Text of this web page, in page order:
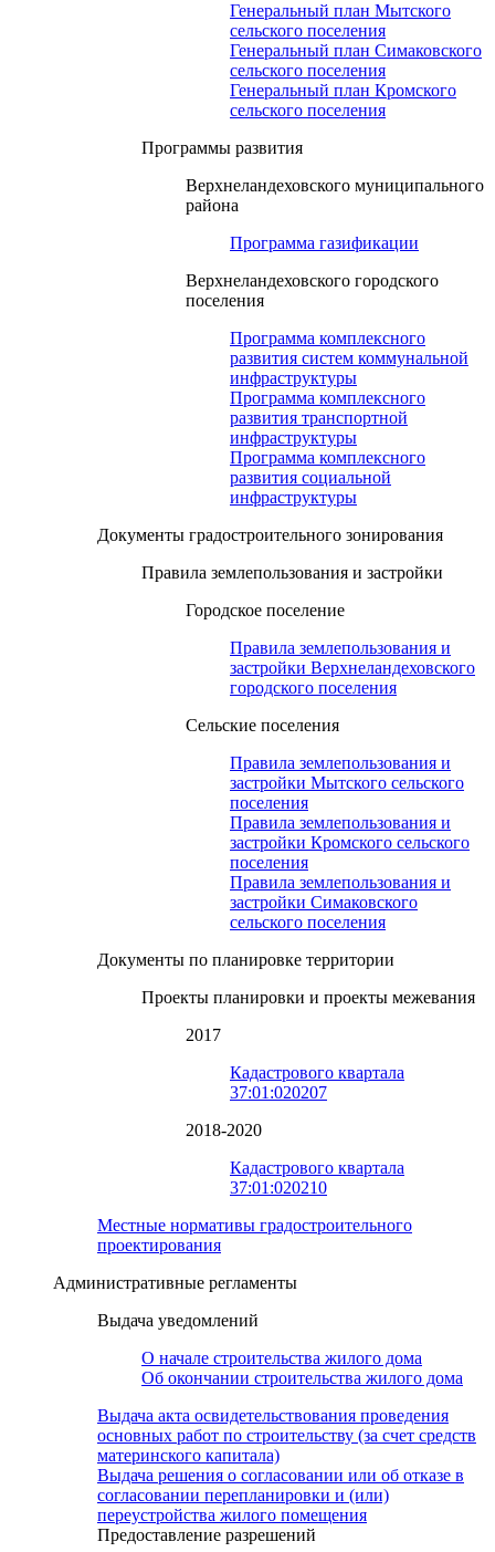
Генеральный план Мытского
сельского поселения
Генеральный план Симаковского
сельского поселения
Генеральный план Кромского
сельского поселения
Программы развития
Верхнеландеховского муниципального
района
Программа газификации
Верхнеландеховского городского
поселения
Программа комплексного
развития систем коммунальной
инфраструктуры
Программа комплексного
развития транспортной
инфраструктуры
Программа комплексного
развития социальной
инфраструктуры
Документы градостроительного зонирования
Правила землепользования и застройки
Городское поселение
Правила землепользования и
застройки Верхнеландеховского
городского поселения
Сельские поселения
Правила землепользования и
застройки Мытского сельского
поселения
Правила землепользования и
застройки Кромского сельского
поселения
Правила землепользования и
застройки Симаковского
сельского поселения
Документы по планировке территории
Проекты планировки и проекты межевания
2017
Кадастрового квартала
37:01:020207
2018-2020
Кадастрового квартала
37:01:020210
Местные нормативы градостроительного
проектирования
Административные регламенты
Выдача уведомлений
О начале строительства жилого дома
Об окончании строительства жилого дома
Выдача акта освидетельствования проведения
основных работ по строительству (за счет средств
материнского капитала)
Выдача решения о согласовании или об отказе в
согласовании перепланировки и (или)
переустройства жилого помещения
Предоставление разрешений